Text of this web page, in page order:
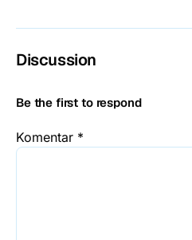
Discussion
Be the first to respond
Komentar *